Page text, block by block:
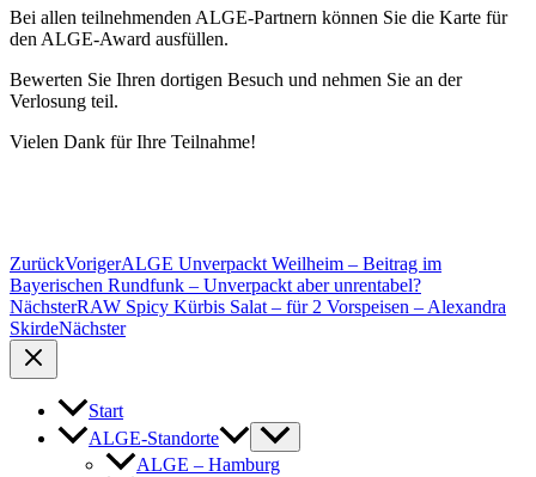
Bei allen teilnehmenden ALGE-Partnern können Sie die Karte für
den ALGE-Award ausfüllen.
Bewerten Sie Ihren dortigen Besuch und nehmen Sie an der
Verlosung teil.
Vielen Dank für Ihre Teilnahme!
ZurückVorigerALGE Unverpackt Weilheim – Beitrag im
Bayerischen Rundfunk – Unverpackt aber unrentabel?
NächsterRAW Spicy Kürbis Salat – für 2 Vorspeisen – Alexandra
SkirdeNächster
Start
ALGE-Standorte
ALGE – Hamburg